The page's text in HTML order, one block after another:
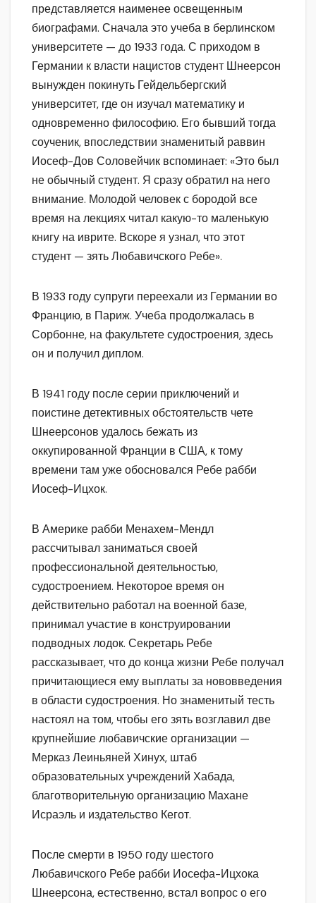
представляется наименее освещенным
биографами. Сначала это учеба в берлинском
университете — до 1933 года. С приходом в
Германии к власти нацистов студент Шнеерсон
вынужден покинуть Гейдельбергский
университет, где он изучал математику и
одновременно философию. Его бывший тогда
соученик, впоследствии знаменитый раввин
Иосеф-Дов Соловейчик вспоминает: «Это был
не обычный студент. Я сразу обратил на него
внимание. Молодой человек с бородой все
время на лекциях читал какую-то маленькую
книгу на иврите. Вскоре я узнал, что этот
студент — зять Любавичского Ребе».
В 1933 году супруги переехали из Германии во
Францию, в Париж. Учеба продолжалась в
Сорбонне, на факультете судостроения, здесь
он и получил диплом.
В 1941 году после серии приключений и
поистине детективных обстоятельств чете
Шнеерсонов удалось бежать из
оккупированной Франции в США, к тому
времени там уже обосновался Ребе рабби
Иосеф-Ицхок.
В Америке рабби Менахем-Мендл
рассчитывал заниматься своей
профессиональной деятельностью,
судостроением. Некоторое время он
действительно работал на военной базе,
принимал участие в конструировании
подводных лодок. Секретарь Ребе
рассказывает, что до конца жизни Ребе получал
причитающиеся ему выплаты за нововведения
в области судостроения. Но знаменитый тесть
настоял на том, чтобы его зять возглавил две
крупнейшие любавичские организации —
Мерказ Леиньяней Хинух, штаб
образовательных учреждений Хабада,
благотворительную организацию Махане
Исраэль и издательство Кегот.
После смерти в 1950 году шестого
Любавичского Ребе рабби Иосефа-Ицхока
Шнеерсона, естественно, встал вопрос о его